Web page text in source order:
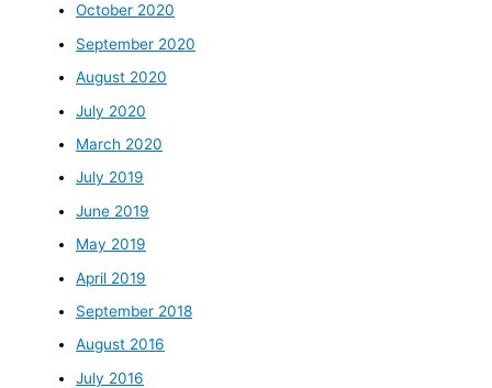
October 2020
September 2020
August 2020
July 2020
March 2020
July 2019
June 2019
May 2019
April 2019
September 2018
August 2016
July 2016